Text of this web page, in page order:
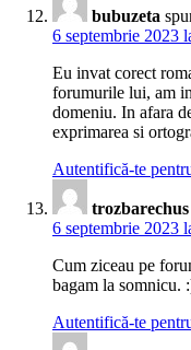
bubuzeta
6 septembrie 2023
Eu invat corect
forumurile lui, am
domeniu. In afara
exprimarea si
Autentifică-te
trozbarechus
6 septembrie 2023
Cum ziceau pe
bagam la somnicu.
Autentifică-te